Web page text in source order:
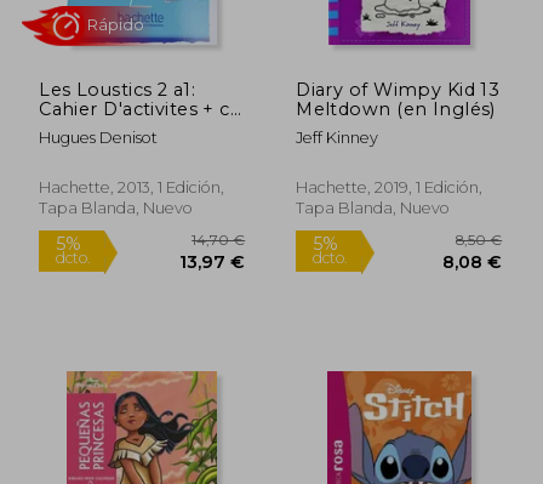
Les Loustics 2 a1:
Cahier D'activites + cd
Audio (en Francés)
Hugues Denisot
Hachette, 2013, 1 Edición,
Tapa Blanda, Nuevo
5%
dcto. 13,97 €
Rápido
Diary of Wimpy Kid 13
Meltdown (en Inglés)
Jeff Kinney
Hachette, 2019, 1 Edición,
Tapa Blanda, Nuevo
5%
dcto.